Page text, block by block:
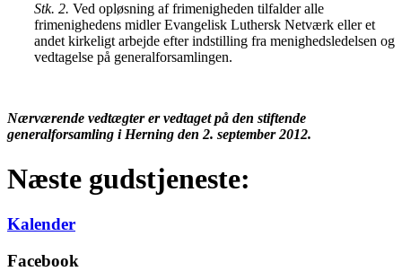
Stk. 2. Ved opløsning af frimenigheden tilfalder alle
frimenighedens midler Evangelisk Luthersk Netværk eller et
andet kirkeligt arbejde efter indstilling fra menighedsledelsen og
vedtagelse på generalforsamlingen.
Nærværende vedtægter er vedtaget på den stiftende
generalforsamling i Herning den 2. september 2012.
Næste gudstjeneste:
Kalender
Facebook